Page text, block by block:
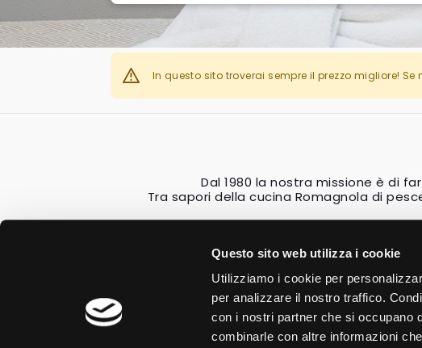
Questo sito web utilizza i cookie
Utilizziamo i cookie per
per analizzare il nostro traffico.
con i nostri partner che si occupano
combinarle con altre informazioni
In questo sito troverai sempre il prezzo migliore! Se
Dal 1980 la nostra missione è di
Tra sapori della cucina Romagnola di